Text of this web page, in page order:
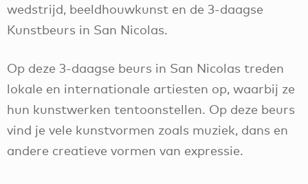
wedstrijd, beeldhouwkunst en de 3-daagse
Kunstbeurs in San Nicolas.
Op deze 3-daagse beurs in San Nicolas treden
lokale en internationale artiesten op, waarbij ze
hun kunstwerken tentoonstellen. Op deze beurs
vind je vele kunstvormen zoals muziek, dans en
andere creatieve vormen van expressie.